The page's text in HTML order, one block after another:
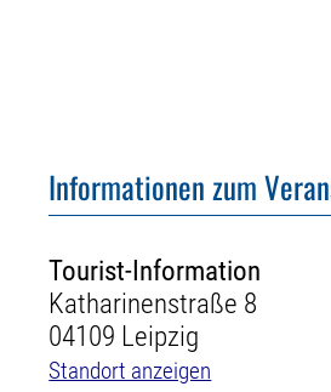
Informationen zum
Tourist-Information
Katharinenstraße 8
04109 Leipzig
Standort anzeigen